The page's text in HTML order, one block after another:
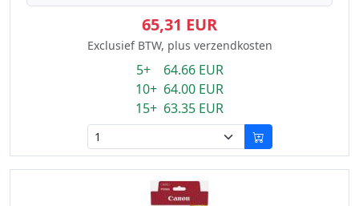
65,31 EUR
Exclusief BTW, plus verzendkosten
5+ 64.66 EUR
10+ 64.00 EUR
15+ 63.35 EUR